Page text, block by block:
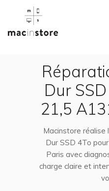
Dur
21,5
Macinstore réalise
Dur SSD 4To
Paris avec
charge claire et